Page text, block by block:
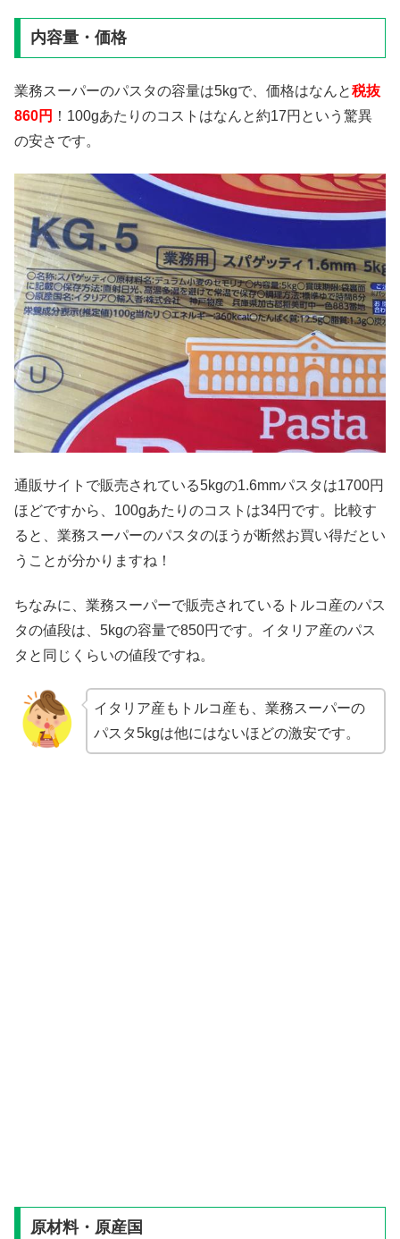
内容量・価格
業務スーパーのパスタの容量は5kgで、価格はなんと税抜
860円 ！100gあたりのコストはなんと約17円という驚異
の安さです。
通販サイトで販売されている5kgの1.6mmパスタは1700円
ほどですから、100gあたりのコストは34円です。比較す
ると、業務スーパーのパスタのほうが断然お買い得だとい
うことが分かりますね！
ちなみに、業務スーパーで販売されているトルコ産のパス
タの値段は、5kgの容量で850円です。イタリア産のパス
タと同じくらいの値段ですね。
イタリア産もトルコ産も、業務スーパーの
パスタ5kgは他にはないほどの激安です。
原材料・原産国